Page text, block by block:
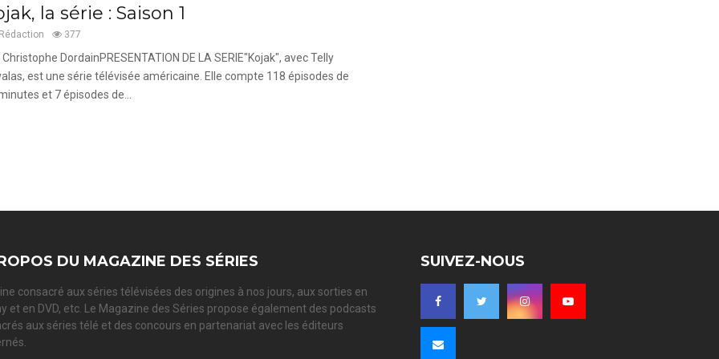
la série : Saison 1
Rédaction 377
Christophe DordainPRESENTATION DE LA SERIE"Kojak", avec Telly
est une série télévisée américaine. Elle compte 118 épisodes de
et 7 épisodes de...
DU MAGAZINE DES SÉRIES
consacré aux séries télévisées des origines à nos jours, aux sorties en
et en DVD, etc. Le Magazine des Séries propose également des podcasts
aux séries télé et des concours en partenariat avec les éditeurs
SUIVEZ-NOUS